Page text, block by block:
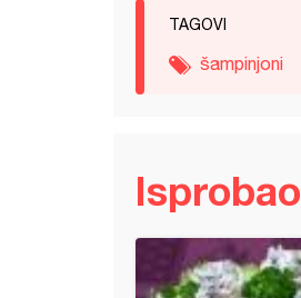
TAGOVI
šampinjoni
pečuraka i spanaća